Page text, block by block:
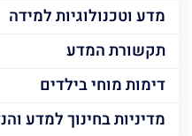
מדע וטכנולוגיות למידה
תקשורת המדע
דימות מוחי בילדים
מדיניות בחינוך למדע